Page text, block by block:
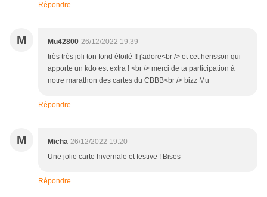
Répondre
M Mu42800 26/12/2022 19:39
très très joli ton fond étoilé !! j'adore<br /> et cet herisson qui
apporte un kdo est extra ! <br /> merci de ta participation à
notre marathon des cartes du CBBB<br /> bizz Mu
Répondre
M Micha 26/12/2022 19:20
Une jolie carte hivernale et festive ! Bises
Répondre